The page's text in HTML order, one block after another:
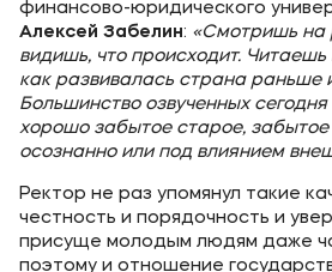
финансово-юридического
Алексей Забелин: «Смотришь на
видишь, что происходит.
как развивалась страна раньше
Большинство озвученных
хорошо забытое старое, забытое
осознанно или под влиянием
Ректор не раз упомянул такие
честность и порядочность и
присуще молодым людям даже
поэтому и отношение